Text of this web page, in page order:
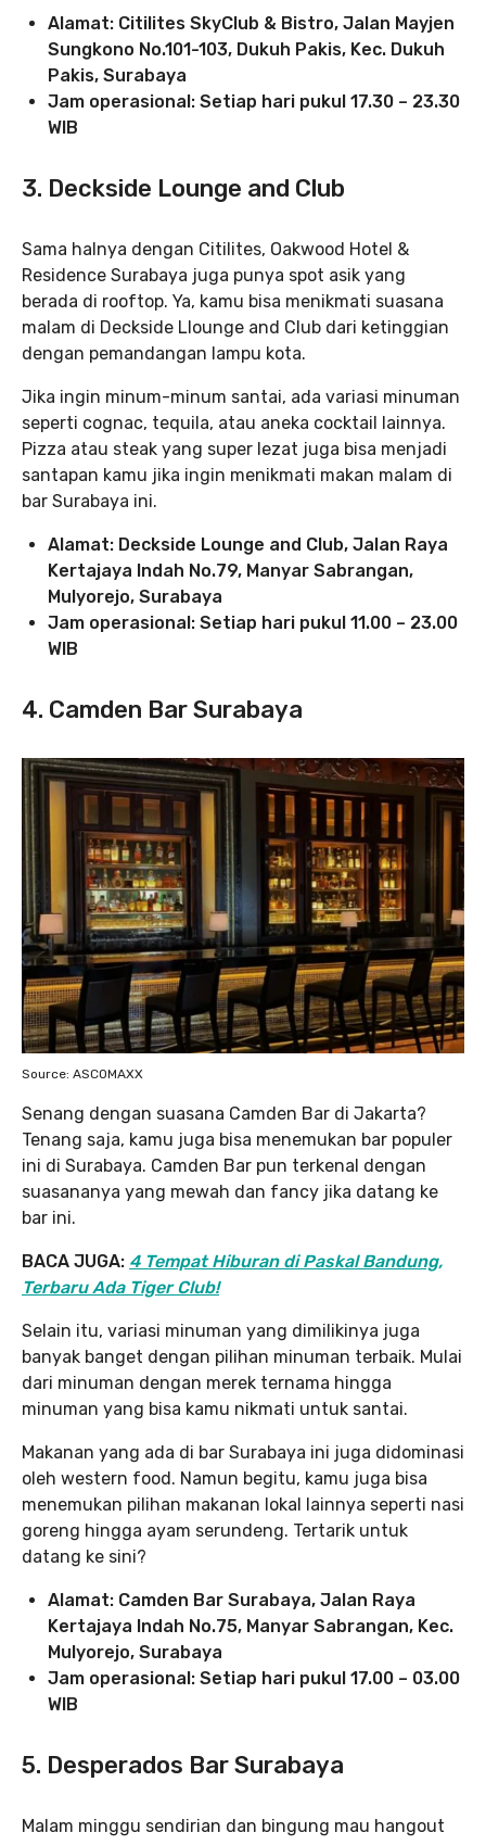
Alamat: Citilites SkyClub & Bistro, Jalan Mayjen
Sungkono No.101-103, Dukuh Pakis, Kec. Dukuh
Pakis, Surabaya
Jam operasional: Setiap hari pukul 17.30 – 23.30
WIB
3. Deckside Lounge and Club
Sama halnya dengan Citilites, Oakwood Hotel &
Residence Surabaya juga punya spot asik yang
berada di rooftop. Ya, kamu bisa menikmati suasana
malam di Deckside Llounge and Club dari ketinggian
dengan pemandangan lampu kota.
Jika ingin minum-minum santai, ada variasi minuman
seperti cognac, tequila, atau aneka cocktail lainnya.
Pizza atau steak yang super lezat juga bisa menjadi
santapan kamu jika ingin menikmati makan malam di
bar Surabaya ini.
Alamat: Deckside Lounge and Club, Jalan Raya
Kertajaya Indah No.79, Manyar Sabrangan,
Mulyorejo, Surabaya
Jam operasional: Setiap hari pukul 11.00 – 23.00
WIB
4. Camden Bar Surabaya
Source: ASCOMAXX
Senang dengan suasana Camden Bar di Jakarta?
Tenang saja, kamu juga bisa menemukan bar populer
ini di Surabaya. Camden Bar pun terkenal dengan
suasananya yang mewah dan fancy jika datang ke
bar ini.
BACA JUGA: 4 Tempat Hiburan di Paskal Bandung,
Terbaru Ada Tiger Club!
Selain itu, variasi minuman yang dimilikinya juga
banyak banget dengan pilihan minuman terbaik. Mulai
dari minuman dengan merek ternama hingga
minuman yang bisa kamu nikmati untuk santai.
Makanan yang ada di bar Surabaya ini juga didominasi
oleh western food. Namun begitu, kamu juga bisa
menemukan pilihan makanan lokal lainnya seperti nasi
goreng hingga ayam serundeng. Tertarik untuk
datang ke sini?
Alamat: Camden Bar Surabaya, Jalan Raya
Kertajaya Indah No.75, Manyar Sabrangan, Kec.
Mulyorejo, Surabaya
Jam operasional: Setiap hari pukul 17.00 – 03.00
WIB
5. Desperados Bar Surabaya
Malam minggu sendirian dan bingung mau hangout